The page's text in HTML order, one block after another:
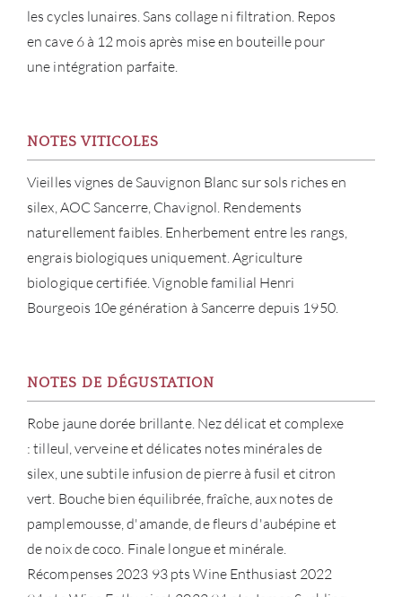
les cycles lunaires. Sans collage ni filtration. Repos
en cave 6 à 12 mois après mise en bouteille pour
une intégration parfaite.
NOTES VITICOLES
Vieilles vignes de Sauvignon Blanc sur sols riches en
silex, AOC Sancerre, Chavignol. Rendements
naturellement faibles. Enherbement entre les rangs,
engrais biologiques uniquement. Agriculture
biologique certifiée. Vignoble familial Henri
Bourgeois 10e génération à Sancerre depuis 1950.
NOTES DE DÉGUSTATION
Robe jaune dorée brillante. Nez délicat et complexe
: tilleul, verveine et délicates notes minérales de
silex, une subtile infusion de pierre à fusil et citron
vert. Bouche bien équilibrée, fraîche, aux notes de
pamplemousse, d'amande, de fleurs d'aubépine et
de noix de coco. Finale longue et minérale.
Récompenses 2023 93 pts Wine Enthusiast 2022